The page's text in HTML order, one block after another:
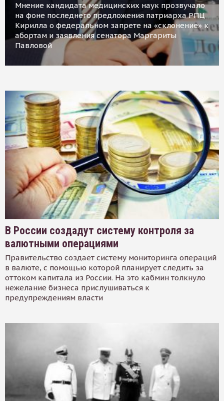
Мнение кандидата медицинских наук прозвучало
на фоне последнего предложения патриарха РПЦ
Кирилла о федеральном запрете на «склонение» к
абортам и заявления сенатора Маргариты
Павловой
В России создадут систему контроля за
валютными операциями
Правительство создает систему мониторинга операций
в валюте, с помощью которой планирует следить за
оттоком капитала из России. На это кабмин толкнуло
нежелание бизнеса прислушиваться к
предупреждениям власти